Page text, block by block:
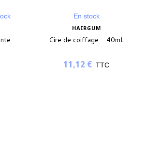
En stock
HAIRGUM
Cire de coiffage - 40mL
11,12 € TTC